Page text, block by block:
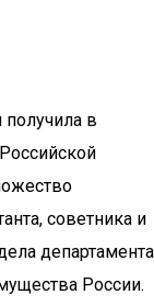
в
советника и
департамента
России.